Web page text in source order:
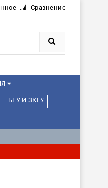
Сравнение
БГУ И ЗКГУ